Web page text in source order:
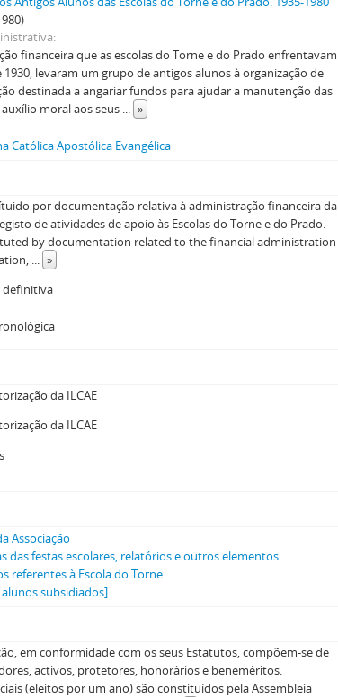
financeira que as escolas do Torne e do Prado enfrentavam
1930, levaram um grupo de antigos alunos à organização de
destinada a angariar fundos para ajudar a manutenção das
moral aos seus ... »
Católica Apostólica Evangélica
por documentação relativa à administração financeira da
de atividades de apoio às Escolas do Torne e do Prado.
by documentation related to the financial administration
... »
definitiva
da ILCAE
da ILCAE
Associação
das festas escolares, relatórios e outros elementos
referentes à Escola do Torne
alunos subsidiados]
em conformidade com os seus Estatutos, compõem-se de
activos, protetores, honorários e beneméritos.
(eleitos por um ano) são constituídos pela Assembleia